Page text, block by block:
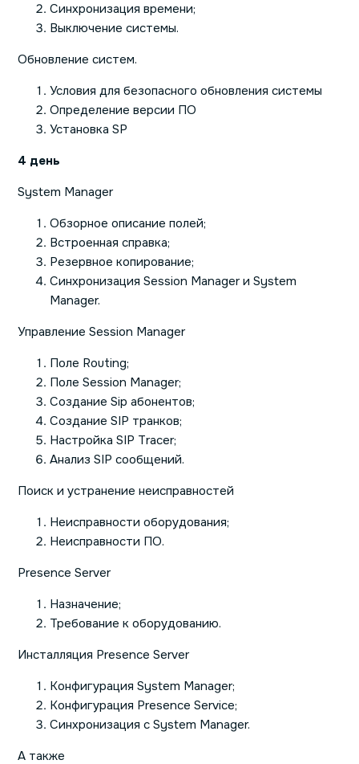
Синхронизация времени;
Выключение системы.
Обновление систем.
Условия для безопасного обновления системы
Определение версии ПО
Установка SP
4 день
System Manager
Обзорное описание полей;
Встроенная справка;
Резервное копирование;
Синхронизация Session Manager и System
Manager.
Управление Session Manager
Поле Routing;
Поле Session Manager;
Создание Sip абонентов;
Создание SIP транков;
Настройка SIP Tracer;
Анализ SIP сообщений.
Поиск и устранение неисправностей
Неисправности оборудования;
Неисправности ПО.
Presence Server
Назначение;
Требование к оборудованию.
Инсталляция Presence Server
Конфигурация System Manager;
Конфигурация Presence Service;
Синхронизация с System Manager.
А также